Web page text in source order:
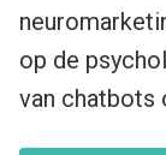
op de
van chatbots